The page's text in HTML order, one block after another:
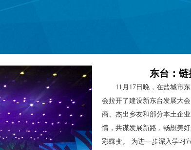
东台：
11月17日晚，在盐城市
会拉开了建设新东台发展大
商、杰出乡友和部分本土企
情，共谋发展新路，畅想美
彩蝶变。 为进一步深入学习